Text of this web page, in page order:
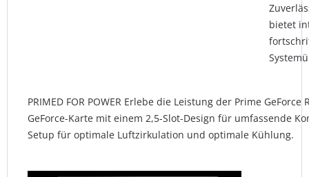
bietet
PRIMED FOR POWER Erlebe die Leistung der Prime
GeForce-Karte mit einem 2,5-Slot-Design für umfassende
Setup für optimale Luftzirkulation und optimale Kühlung.